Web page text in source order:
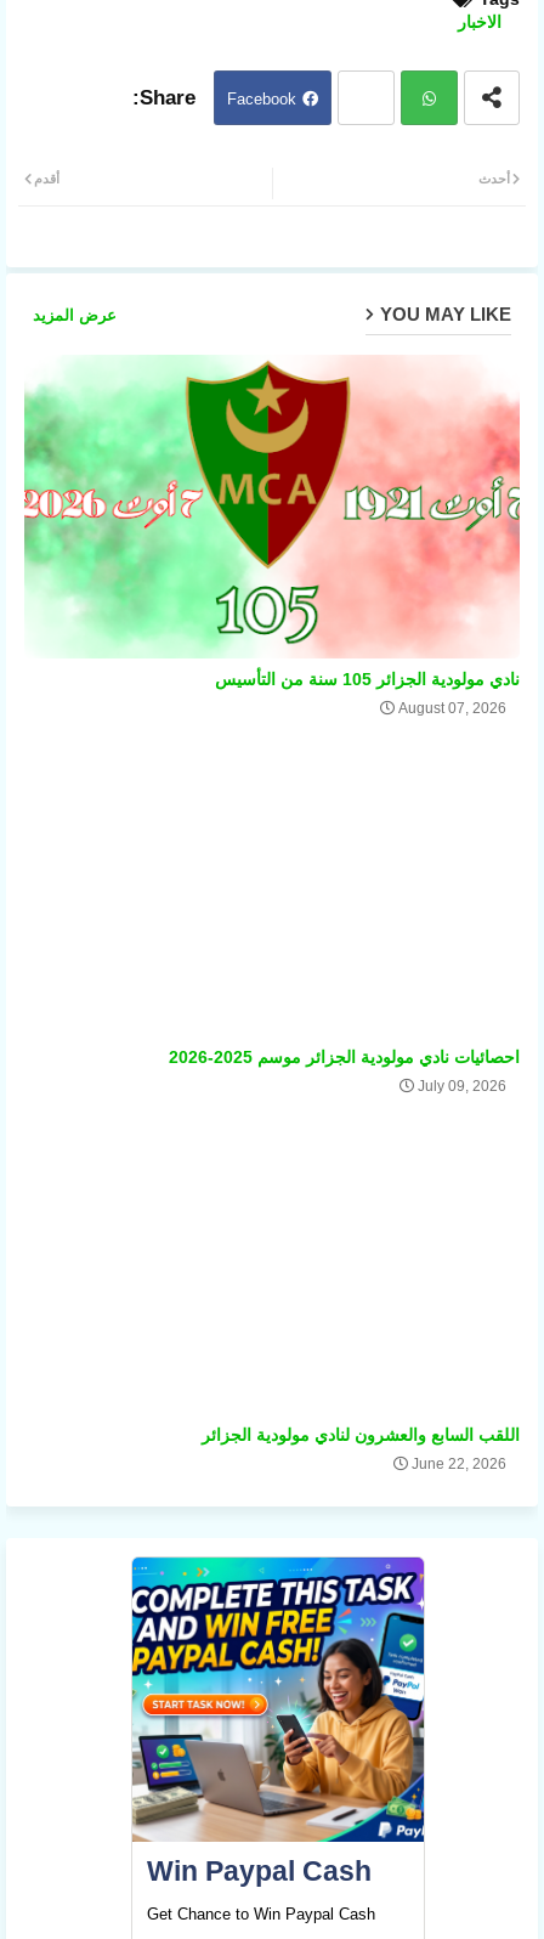
الاخبار
Facebook
pp
أحدث أقدم
YOU MAY LIKE عرض المزيد
نادي مولودية الجزائر 105 سنة من التأسيس
August 07, 2026
احصائيات نادي مولودية الجزائر موسم 2025-2026
July 09, 2026
اللقب السابع والعشرون لنادي مولودية الجزائر
June 22, 2026
Win Paypal Cash
Get Chance to Win Paypal Cash